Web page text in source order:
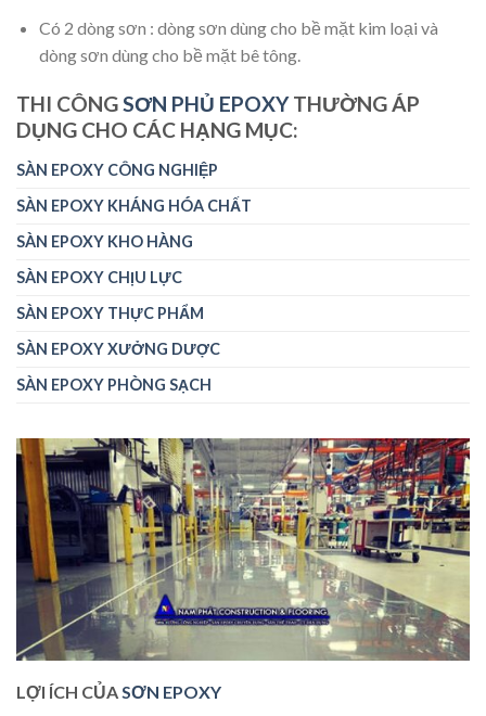
Có 2 dòng sơn : dòng sơn dùng cho bề mặt kim loại và
dòng sơn dùng cho bề mặt bê tông.
THI CÔNGSƠN PHỦ EPOXYTHƯỜNG ÁP
DỤNG CHO CÁC HẠNG MỤC:
SÀN EPOXY CÔNG NGHIỆP
SÀN EPOXY KHÁNG HÓA CHẤT
SÀN EPOXY KHO HÀNG
SÀN EPOXY CHỊU LỰC
SÀN EPOXY THỰC PHẨM
SÀN EPOXY XƯỞNG DƯỢC
SÀN EPOXY PHÒNG SẠCH
LỢI ÍCH CỦASƠN EPOXY